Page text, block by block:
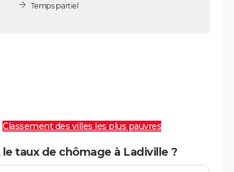
Temps partiel
Classement des villes les plus pauvres
le taux de chômage à Ladiville ?